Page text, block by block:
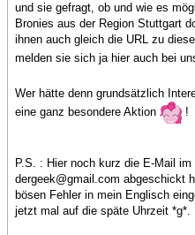
und sie gefragt, ob und wie es
Bronies aus der Region Stuttgart
ihnen auch gleich die URL zu
melden sie sich ja hier auch bei
Wer hätte denn grundsätzlich
eine ganz besondere Aktion
!
P.S. : Hier noch kurz die E-Mail
dergeek@gmail.com abgeschickt
bösen Fehler in mein Englisch
jetzt mal auf die späte Uhrzeit *g*.